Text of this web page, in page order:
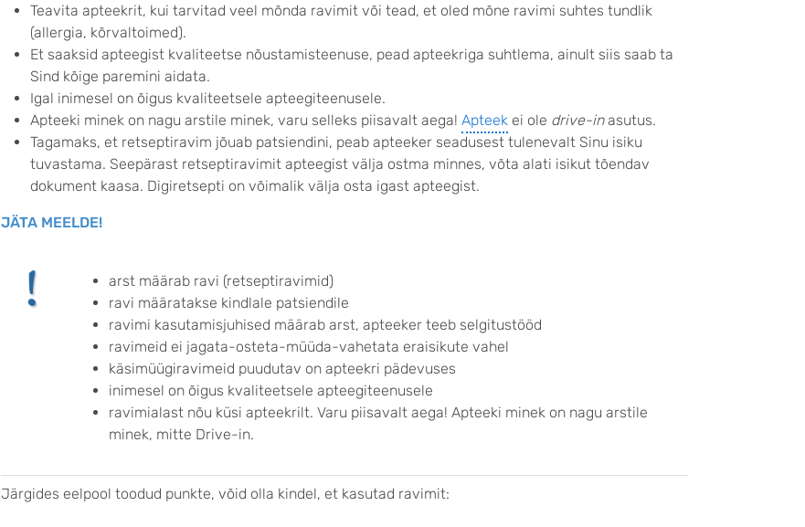
Teavita apteekrit, kui tarvitad veel mõnda ravimit või tead, et oled mõne ravimi suhtes tundlik
(allergia, kõrvaltoimed).
Et saaksid apteegist kvaliteetse nõustamisteenuse, pead apteekriga suhtlema, ainult siis saab ta
Sind kõige paremini aidata.
Igal inimesel on õigus kvaliteetsele apteegiteenusele.
Apteeki minek on nagu arstile minek, varu selleks piisavalt aega! Apteek ei ole drive-inasutus.
Tagamaks, et retseptiravim jõuab patsiendini, peab apteeker seadusest tulenevalt Sinu isiku
tuvastama. Seepärast retseptiravimit apteegist välja ostma minnes, võta alati isikut tõendav
dokument kaasa. Digiretsepti on võimalik välja osta igast apteegist.
JÄTA MEELDE!
arst määrab ravi (retseptiravimid)
ravi määratakse kindlale patsiendile
ravimi kasutamisjuhised määrab arst, apteeker teeb selgitustööd
ravimeid ei jagata-osteta-müüda-vahetata eraisikute vahel
käsimüügiravimeid puudutav on apteekri pädevuses
inimesel on õigus kvaliteetsele apteegiteenusele
ravimialast nõu küsi apteekrilt. Varu piisavalt aega! Apteeki minek on nagu arstile
minek, mitte Drive-in.
Järgides eelpool toodud punkte, võid olla kindel, et kasutad ravimit: